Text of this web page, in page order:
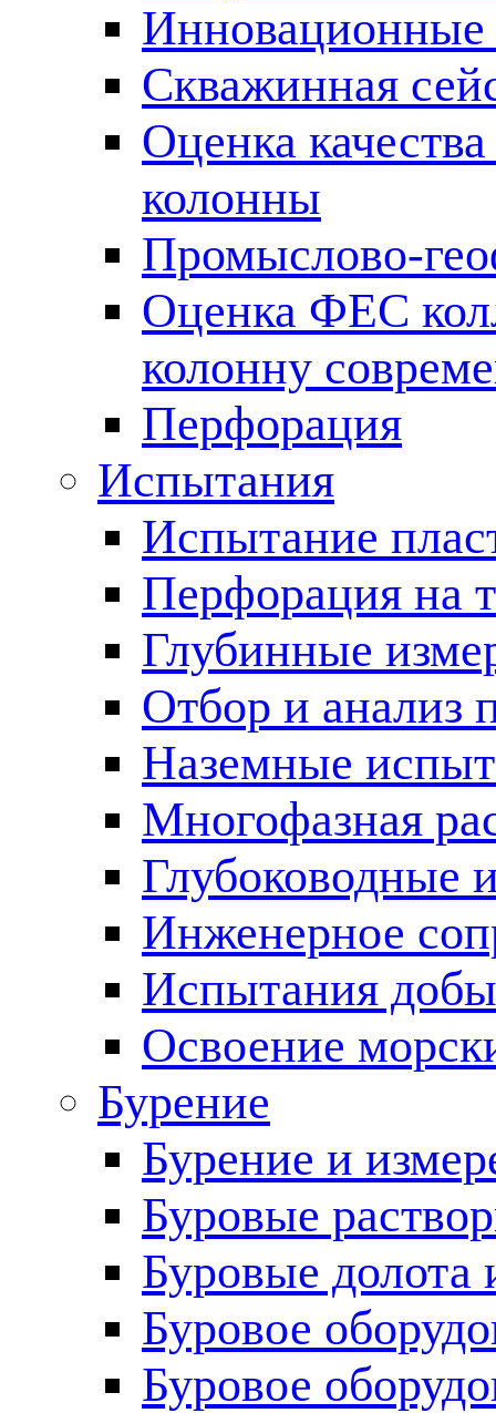
Инновационные
Скважинная
Оценка
колонны
Промыслово-
Оценка ФЕС
колонну
Перфорация
Испытания
Испытание
Перфорация на
Глубинные
Отбор и анализ
Наземные
Многофазная
Глубоководные
Инженерное
Испытания
Освоение
Бурение
Бурение и
Буровые
Буровые долота
Буровое
Буровое